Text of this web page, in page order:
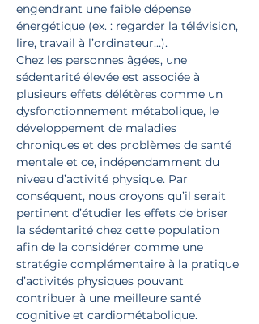
engendrant une faible dépense
énergétique (ex. : regarder la télévision,
lire, travail à l’ordinateur…).
Chez les personnes âgées, une
sédentarité élevée est associée à
plusieurs effets délétères comme un
dysfonctionnement métabolique, le
développement de maladies
chroniques et des problèmes de santé
mentale et ce, indépendamment du
niveau d’activité physique. Par
conséquent, nous croyons qu’il serait
pertinent d’étudier les effets de briser
la sédentarité chez cette population
afin de la considérer comme une
stratégie complémentaire à la pratique
d’activités physiques pouvant
contribuer à une meilleure santé
cognitive et cardiométabolique.